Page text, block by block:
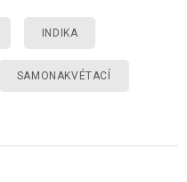
INDIKA
SAMONAKVÉTACÍ